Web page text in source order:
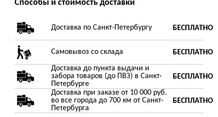
Способы и стоимость доставки
Доставка по Санкт-Петербургу БЕСПЛАТНО
Самовывоз со склада БЕСПЛАТНО
Доставка до пункта выдачи и
забора товаров (до ПВЗ) в Санкт-
Петербурге
БЕСПЛАТНО
Доставка при заказе от 10 000 руб.
во все города до 700 км от Санкт-
Петербурга
БЕСПЛАТНО